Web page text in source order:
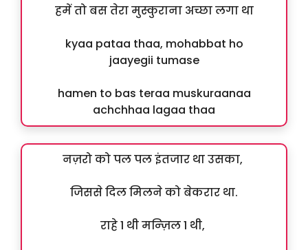
हमें तो बस तेरा मुस्कुराना अच्छा लगा था
kyaa pataa thaa, mohabbat ho
jaayegii tumase
hamen to bas teraa muskuraanaa
achchhaa lagaa thaa
नज़रो को पल पल इंतजार था उसका,
जिससे दिल मिलने को बेकरार था.
राहे 1 थी मन्ज़िल 1 थी,